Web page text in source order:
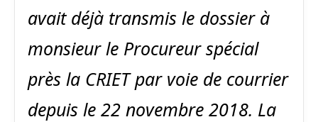
avait déjà transmis le dossier à
monsieur le Procureur spécial
près la CRIET par voie de courrier
depuis le 22 novembre 2018. La